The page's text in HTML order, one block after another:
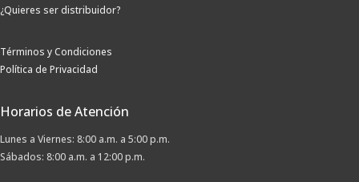
¿Quieres ser distribuidor?
Términos y Condiciones
Política de Privacidad
Horarios de Atención
Lunes a Viernes: 8:00 a.m. a 5:00 p.m.
Sábados: 8:00 a.m. a 12:00 p.m.